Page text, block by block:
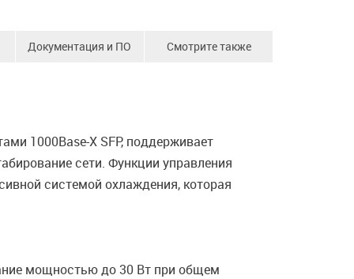
Документация и ПО Смотрите также
1000Base-Х SFP, поддерживает
сети. Функции управления
системой охлаждения, которая
мощностью до 30 Вт при общем